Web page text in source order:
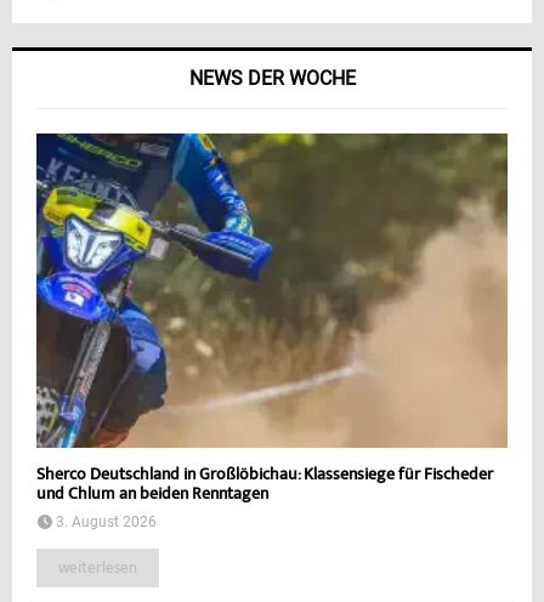
NEWS DER WOCHE
Sherco Deutschland in Großlöbichau: Klassensiege für Fischeder
und Chlum an beiden Renntagen
3. August 2026
weiterlesen